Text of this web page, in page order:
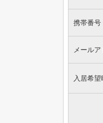
携帯番号
メールア
入居希望